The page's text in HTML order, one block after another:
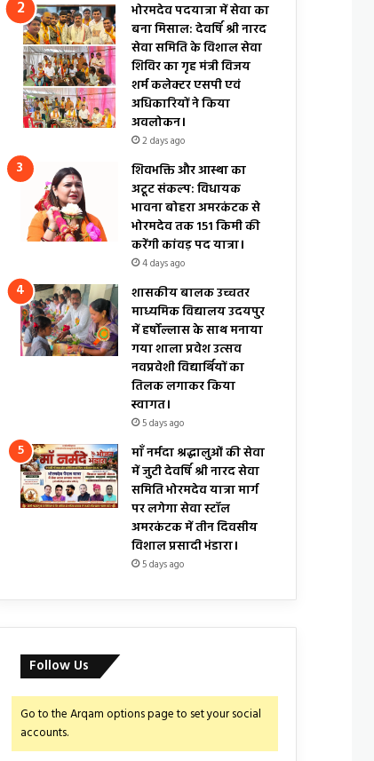
भोरमदेव पदयात्रा में सेवा का
बना मिसाल: देवर्षि श्री नारद
सेवा समिति के विशाल सेवा
शिविर का गृह मंत्री विजय
शर्म कलेक्टर एसपी एवं
अधिकारियों ने किया
अवलोकन।
2 days ago
शिवभक्ति और आस्था का
अटूट संकल्प: विधायक
भावना बोहरा अमरकंटक से
भोरमदेव तक 151 किमी की
करेंगी कांवड़ पद यात्रा।
4 days ago
शासकीय बालक उच्चतर
माध्यमिक विद्यालय उदयपुर
में हर्षोल्लास के साथ मनाया
गया शाला प्रवेश उत्सव
नवप्रवेशी विद्यार्थियों का
तिलक लगाकर किया
स्वागत।
5 days ago
माँ नर्मदा श्रद्धालुओं की सेवा
में जुटी देवर्षि श्री नारद सेवा
समिति भोरमदेव यात्रा मार्ग
पर लगेगा सेवा स्टॉल
अमरकंटक में तीन दिवसीय
विशाल प्रसादी भंडारा।
5 days ago
Follow Us
Go to the Arqam options page to set your social
accounts.